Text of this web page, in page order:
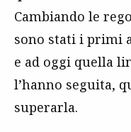
Cambiando le
sono stati i primi
e ad oggi quella
l’hanno seguita,
superarla.